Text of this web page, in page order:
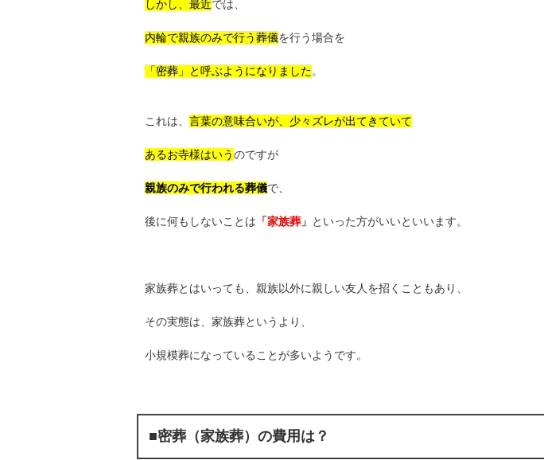
しかし、最近では、
内輪で親族のみで行う葬儀を行う場合を
「密葬」と呼ぶようになりました。
これは、 言葉の意味合いが、少々ズレが出てきていて
あるお寺様はいうのですが
親族のみで行われる葬儀で、
後に何もしないことは 「家族葬」 といった方がいいといいます。
家族葬とはいっても、親族以外に親しい友人を招くこともあり、
その実態は、家族葬というより、
小規模葬になっていることが多いようです。
■密葬（家族葬）の費用は？